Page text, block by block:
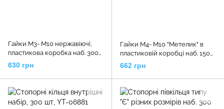
Гайки М3- М10 нержавіючі,
пластикова коробка наб. 300
шт., YT-06773 YATO
630 грн
Гайки М4- М10 "Метелик" в
пластиковій коробці наб. 150
шт., YT-06776 YATO
662 грн